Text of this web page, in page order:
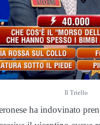
Il Triello
ha indovinato